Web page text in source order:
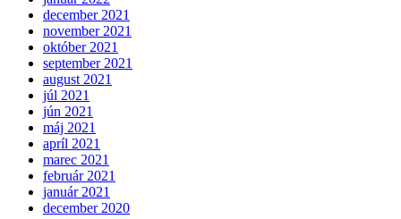
december 2021
november 2021
október 2021
september 2021
august 2021
júl 2021
jún 2021
máj 2021
apríl 2021
marec 2021
február 2021
január 2021
december 2020